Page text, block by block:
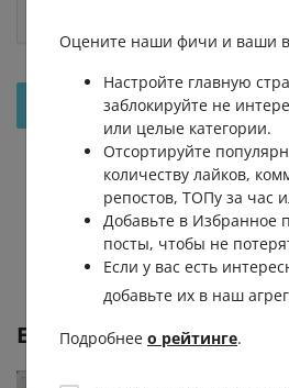
Отправить на рассмотрение
Еще отVDK - город
Оцените наши фичи и ваши
Настройте главную
заблокируйте не
или целые категории.
Отсортируйте
количеству лайков,
репостов, ТОПу за час
Добавьте в Избранное
посты, чтобы не
Если у вас есть
добавьте их в наш
Подробнее о рейтинге.